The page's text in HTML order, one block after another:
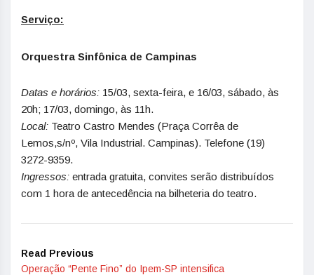
Serviço:
Orquestra Sinfônica de Campinas
Datas e horários: 15/03, sexta-feira, e 16/03, sábado, às
20h; 17/03, domingo, às 11h.
Local: Teatro Castro Mendes (Praça Corrêa de
Lemos,s/nº, Vila Industrial. Campinas). Telefone (19)
3272-9359.
Ingressos: entrada gratuita, convites serão distribuídos
com 1 hora de antecedência na bilheteria do teatro.
Read Previous
Operação “Pente Fino” do Ipem-SP intensifica